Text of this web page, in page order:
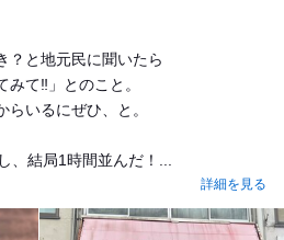
？と地元民に聞いたら
みて‼︎」とのこと。
いるにぜひ、と。
、結局1時間並んだ！...
詳細を見る